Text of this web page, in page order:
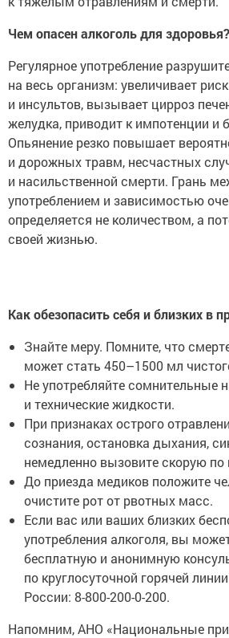
Чем опасен алкоголь для здоровья?
Регулярное употребление
на весь организм: увеличивает
и инсультов, вызывает цирроз
желудка, приводит к импотенции и
Опьянение резко повышает
и дорожных травм, несчастных
и насильственной смерти. Грань
употреблением и зависимостью
определяется не количеством, а
своей жизнью.
Как обезопасить себя и близких в
Знайте меру. Помните, что
может стать 450–1500 мл
Не употребляйте сомнительные
и технические жидкости.
При признаках острого
сознания, остановка дыхания,
немедленно вызовите скорую по
До приезда медиков положите
очистите рот от рвотных масс.
Если вас или ваших близких
употребления алкоголя, вы
бесплатную и анонимную
по круглосуточной горячей
России: 8-800-200-0-200.
Напомним, АНО «Национальные